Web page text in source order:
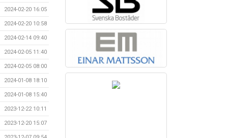
2024-02-20 16:05
2024-02-20 10:58
2024-02-14 09:40
2024-02-05 11:40
2024-02-05 08:00
2024-01-08 18:10
2024-01-08 15:40
2023-12-22 10:11
2023-12-20 15:07